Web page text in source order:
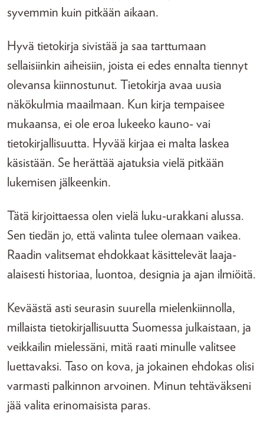
syvemmin kuin pitkään aikaan.
Hyvä tietokirja sivistää ja saa tarttumaan
sellaisiinkin aiheisiin, joista ei edes ennalta tiennyt
olevansa kiinnostunut. Tietokirja avaa uusia
näkökulmia maailmaan. Kun kirja tempaisee
mukaansa, ei ole eroa lukeeko kauno- vai
tietokirjallisuutta. Hyvää kirjaa ei malta laskea
käsistään. Se herättää ajatuksia vielä pitkään
lukemisen jälkeenkin.
Tätä kirjoittaessa olen vielä luku-urakkani alussa.
Sen tiedän jo, että valinta tulee olemaan vaikea.
Raadin valitsemat ehdokkaat käsittelevät laaja-
alaisesti historiaa, luontoa, designia ja ajan ilmiöitä.
Keväästä asti seurasin suurella mielenkiinnolla,
millaista tietokirjallisuutta Suomessa julkaistaan, ja
veikkailin mielessäni, mitä raati minulle valitsee
luettavaksi. Taso on kova, ja jokainen ehdokas olisi
varmasti palkinnon arvoinen. Minun tehtäväkseni
jää valita erinomaisista paras.